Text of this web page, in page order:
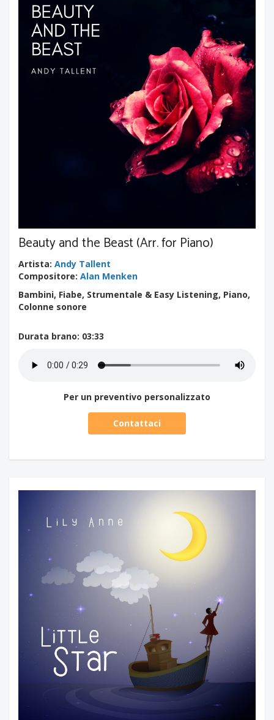
Beauty and the Beast (Arr. for Piano)
Artista: Andy Tallent
Compositore: Alan Menken
Bambini, Fiabe, Strumentale & Easy Listening, Piano,
Colonne sonore
Durata brano: 03:33
Per un preventivo personalizzato
Contattaci